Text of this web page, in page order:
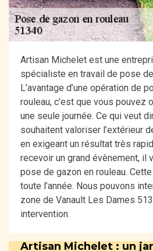
Artisan Michelet est une
spécialiste en travail de pose
L’avantage d’une opération de
rouleau, c’est que vous pouvez
une seule journée. Ce qui veut
souhaitent valoriser l’extérieur
en exigeant un résultat très
recevoir un grand évènement, il
pose de gazon en rouleau.
toute l’année. Nous pouvons
zone de Vanault Les Dames
intervention.
Artisan Michelet : un